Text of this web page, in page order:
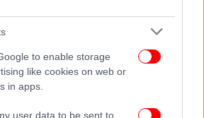
to enable storage
like cookies on web or
in apps.
user data to be sent to
της».
η διαχωριστική γραμμή
κρύβεται ένα βαθύτερο
πλέον την τεχνολογική
βρίσκεται η